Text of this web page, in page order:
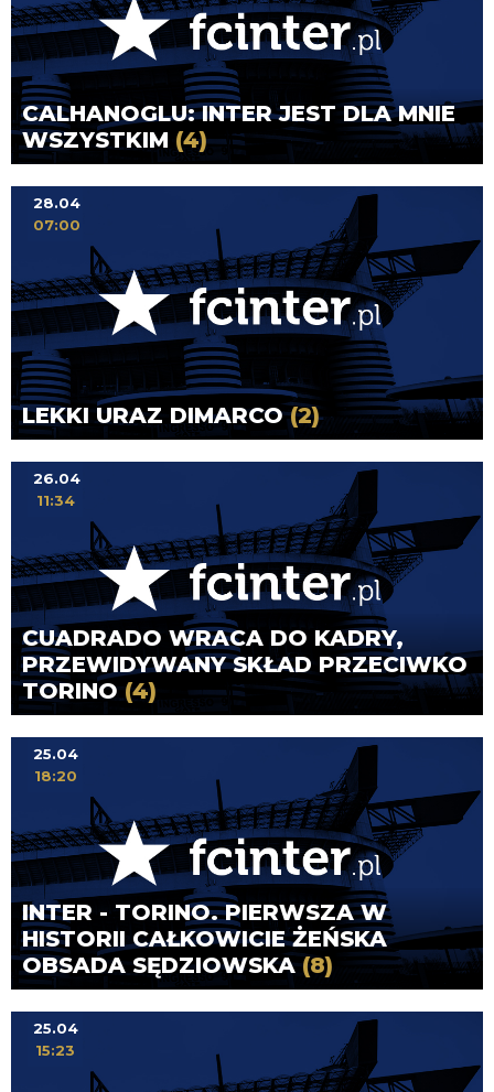
CALHANOGLU: INTER JEST DLA MNIE
WSZYSTKIM (4)
LEKKI URAZ DIMARCO(2)
28.04
07:00
CUADRADO WRACA DO KADRY,
PRZEWIDYWANY SKŁAD PRZECIWKO
TORINO (4)
26.04
11:34
INTER - TORINO. PIERWSZA W
HISTORII CAŁKOWICIE ŻEŃSKA
OBSADA SĘDZIOWSKA (8)
25.04
18:20
25.04
15:23